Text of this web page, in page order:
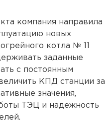
компания направила
новых
котла № 11
заданные
с постоянным
КПД станции за
значения,
ТЭЦ и надежность